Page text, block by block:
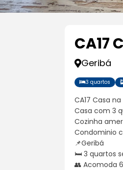
CA17
Geribá
3 quartos
CA17 Casa
Casa com 3
Cozinha
Condominio
📌Geribá
🛏️ 3 quartos
👥 Acomoda